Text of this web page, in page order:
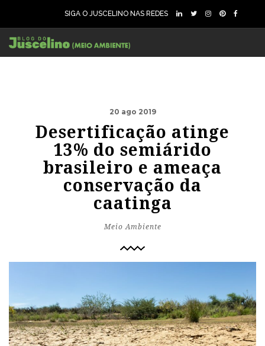
SIGA O JUSCELINO NAS REDES
20 ago 2019
Desertificação atinge
13% do semiárido
brasileiro e ameaça
conservação da
caatinga
Meio Ambiente